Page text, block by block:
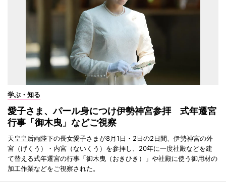
学ぶ・知る
愛子さま、パール身につけ伊勢神宮参拝 式年遷宮
行事「御木曳」などご視察
天皇皇后両陛下の長女愛子さまが8月1日・2日の2日間、伊勢神宮の外
宮（げくう）・内宮（ないくう）を参拝し、20年に一度社殿などを建
て替える式年遷宮の行事「御木曳（おきひき）」や社殿に使う御用材の
加工作業などをご視察された。